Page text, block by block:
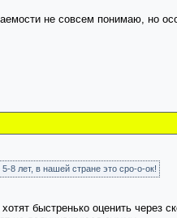
не совсем понимаю, но
8 лет, в нашей стране это сро-о-ок!
быстренько оценить через